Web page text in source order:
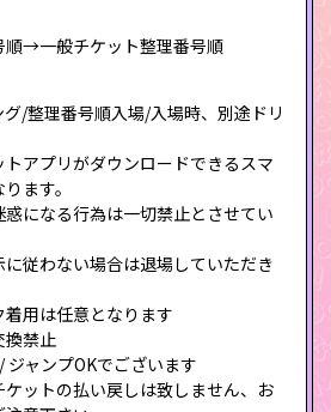
順→一般チケット整理番号順
/整理番号順入場/入場時、別途ドリ
アプリがダウンロードできるスマ
ます。
になる行為は一切禁止とさせてい
従わない場合は退場していただき
用は任意となります
禁止
ャンプOKでございます
ットの払い戻しは致しません、お